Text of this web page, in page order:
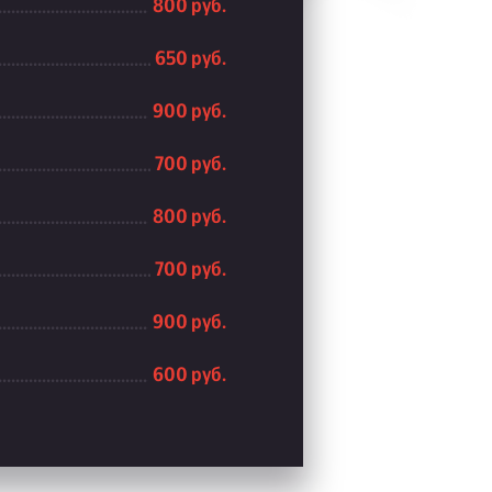
800 руб.
650 руб.
900 руб.
700 руб.
800 руб.
700 руб.
900 руб.
600 руб.